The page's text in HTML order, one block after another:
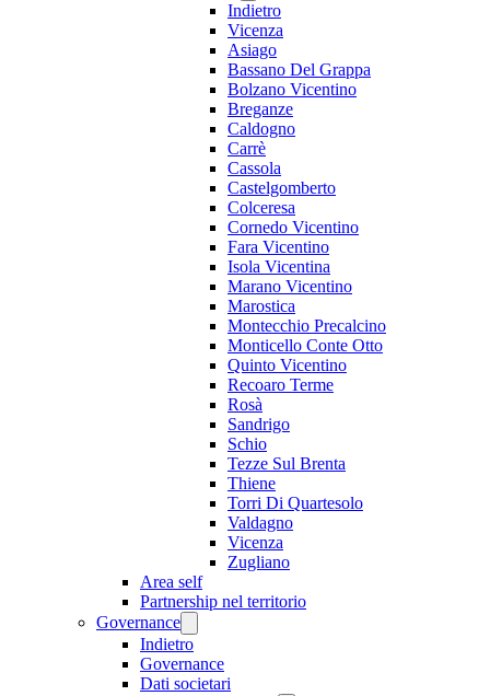
Indietro
Vicenza
Asiago
Bassano Del Grappa
Bolzano Vicentino
Breganze
Caldogno
Carrè
Cassola
Castelgomberto
Colceresa
Cornedo Vicentino
Fara Vicentino
Isola Vicentina
Marano Vicentino
Marostica
Montecchio Precalcino
Monticello Conte Otto
Quinto Vicentino
Recoaro Terme
Rosà
Sandrigo
Schio
Tezze Sul Brenta
Thiene
Torri Di Quartesolo
Valdagno
Vicenza
Zugliano
Area self
Partnership nel territorio
Governance
Indietro
Governance
Dati societari